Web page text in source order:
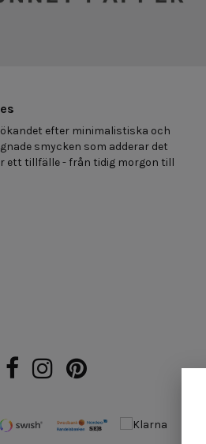
efter minimalistiska och
smycken som adderar det
ett tillfälle - från tidig morgon till